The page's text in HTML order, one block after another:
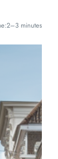
2–3 minutes